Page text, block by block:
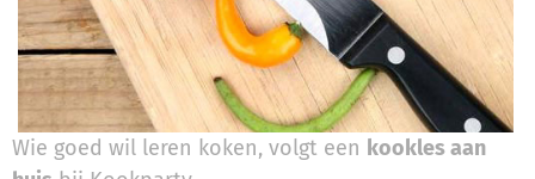
Wie goed wil leren koken, volgt een kookles aan